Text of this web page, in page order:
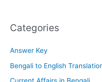
Categories
Answer Key
Bengali to English